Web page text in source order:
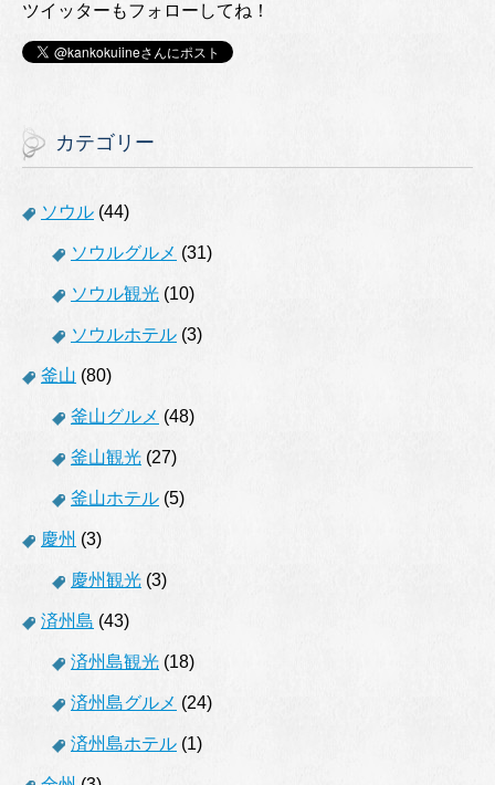
ツイッターもフォローしてね！
カテゴリー
ソウル (44)
ソウルグルメ (31)
ソウル観光 (10)
ソウルホテル (3)
釜山 (80)
釜山グルメ (48)
釜山観光 (27)
釜山ホテル (5)
慶州 (3)
慶州観光 (3)
済州島 (43)
済州島観光 (18)
済州島グルメ (24)
済州島ホテル (1)